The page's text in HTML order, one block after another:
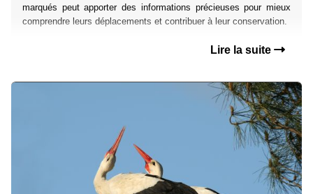
marqués peut apporter des informations précieuses pour mieux
comprendre leurs déplacements et contribuer à leur conservation.
Lire la suite